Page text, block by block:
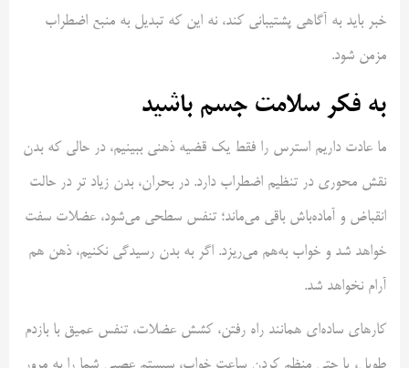
خبر باید به آگاهی پشتیبانی کند، نه این که تبدیل به منبع اضطراب
مزمن شود.
به فکر سلامت جسم باشید
ما عادت داریم استرس را فقط یک قضیه ذهنی ببینیم، در حالی که بدن
نقش محوری در تنظیم اضطراب دارد. در بحران، بدن زیاد تر در حالت
انقباض و آماده‌باش باقی می‌ماند؛ تنفس سطحی می‌شود، عضلات سفت
خواهد شد و خواب به‌هم می‌ریزد. اگر به بدن رسیدگی نکنیم، ذهن هم
آرام نخواهد شد.
کارهای ساده‌ای همانند راه رفتن، کشش عضلات، تنفس عمیق با بازدم